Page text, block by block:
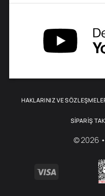
HAKLARINIZ VE
SIPARIŞ
© 2026
Visa